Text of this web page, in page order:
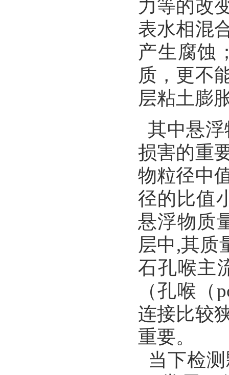
力等的改
表水相混
产生腐蚀
质，更不
层粘土膨
其中悬
损害的重
物粒径中
径的比值
悬浮物质
层中,其质
石孔喉主
（孔喉（
连接比较
重要。
当下检